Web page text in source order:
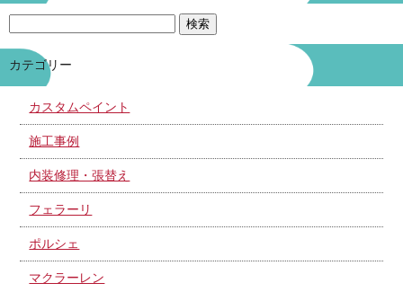
カテゴリー
カスタムペイント
施工事例
内装修理・張替え
フェラーリ
ポルシェ
マクラーレン